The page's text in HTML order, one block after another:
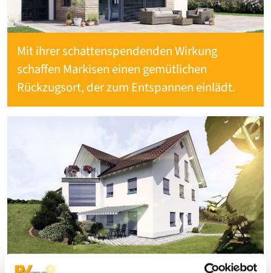
Mit ihrer schattenspendenden Wirkung
schaffen Markisen einen gemütlichen
Rückzugsort, der zum Entspannen einlädt.